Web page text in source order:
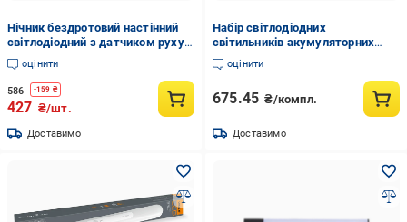
Нічник бездротовий настінний
світлодіодний з датчиком руху
від USB 450 мАг (23870498)
оцінити
586 -159 ₴
427 ₴/шт.
Доставимо
Набір світлодіодних
світильників акумуляторних
Videx VL-NL075-21 з датчиком
руху (8802)
оцінити
675.45 ₴/компл.
Доставимо